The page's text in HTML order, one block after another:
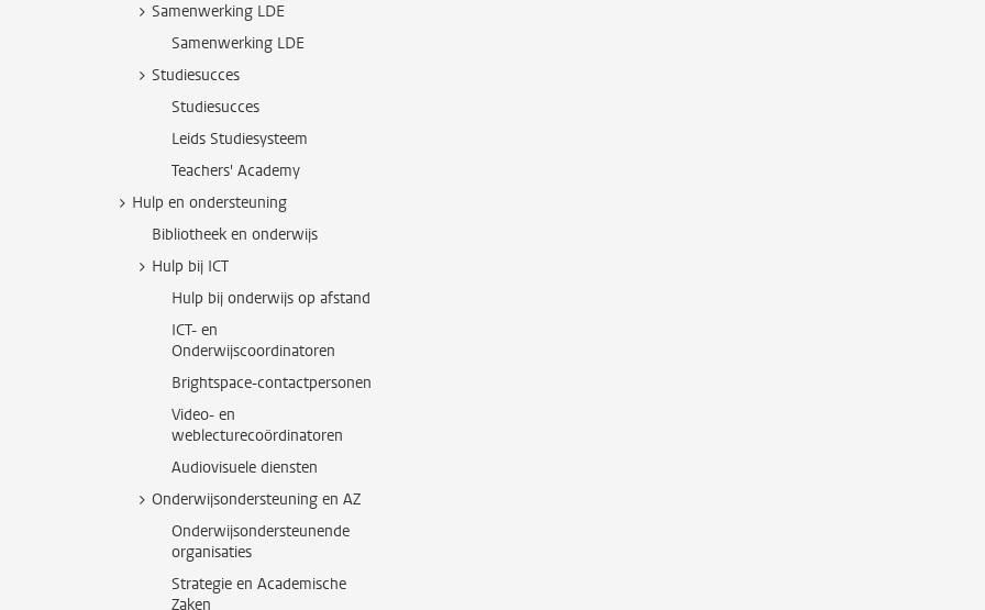
Samenwerking LDE
Samenwerking LDE
Studiesucces
Studiesucces
Leids Studiesysteem
Teachers' Academy
Hulp en ondersteuning
Bibliotheek en onderwijs
Hulp bij ICT
Hulp bij onderwijs op afstand
ICT- en
Onderwijscoordinatoren
Brightspace-contactpersonen
Video- en
weblecturecoördinatoren
Audiovisuele diensten
Onderwijsondersteuning en AZ
Onderwijsondersteunende
organisaties
Strategie en Academische
Zaken